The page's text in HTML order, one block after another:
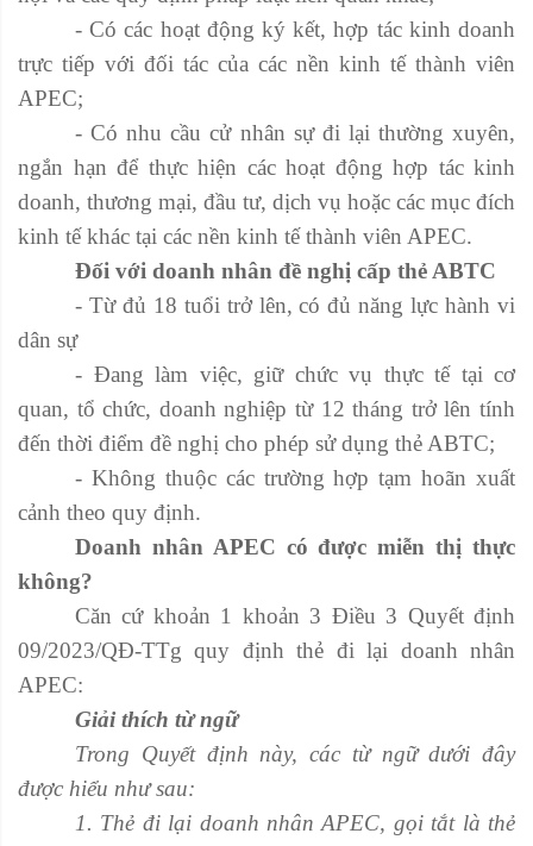
- Có các hoạt động ký kết, hợp tác kinh doanh
trực tiếp với đối tác của các nền kinh tế thành viên
APEC;
- Có nhu cầu cử nhân sự đi lại thường xuyên,
ngắn hạn để thực hiện các hoạt động hợp tác kinh
doanh, thương mại, đầu tư, dịch vụ hoặc các mục đích
kinh tế khác tại các nền kinh tế thành viên APEC.
Đối với doanh nhân đề nghị cấp thẻ ABTC
- Từ đủ 18 tuổi trở lên, có đủ năng lực hành vi
dân sự
- Đang làm việc, giữ chức vụ thực tế tại cơ
quan, tổ chức, doanh nghiệp từ 12 tháng trở lên tính
đến thời điểm đề nghị cho phép sử dụng thẻ ABTC;
- Không thuộc các trường hợp tạm hoãn xuất
cảnh theo quy định.
Doanh nhân APEC có được miễn thị thực
không?
Căn cứ khoản 1 khoản 3 Điều 3 Quyết định
09/2023/QĐ-TTg quy định thẻ đi lại doanh nhân
APEC:
Giải thích từ ngữ
Trong Quyết định này, các từ ngữ dưới đây
được hiểu như sau:
1. Thẻ đi lại doanh nhân APEC, gọi tắt là thẻ